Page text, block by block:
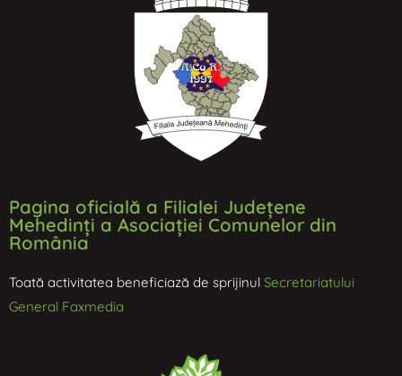
Pagina oficială a Filialei Județene
Mehedinți a Asociației Comunelor din
România
Toată activitatea beneficiază de sprijinul Secretariatului
General Faxmedia